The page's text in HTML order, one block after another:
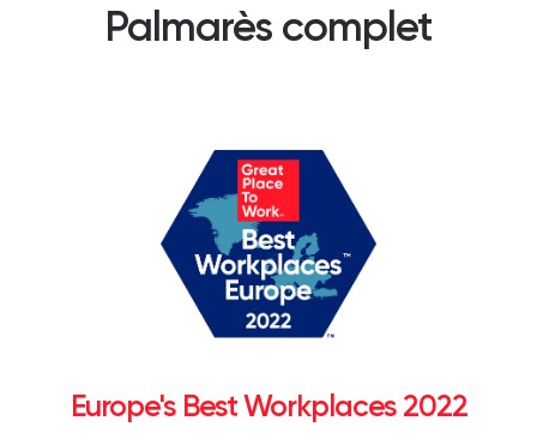
Palmarès complet
Europe's Best Workplaces 2022